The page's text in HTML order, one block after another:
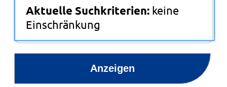
Aktuelle Suchkriterien: keine
Einschränkung
Anzeigen